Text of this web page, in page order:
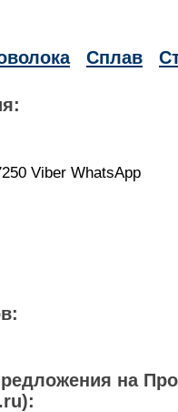
Сплав
Viber WhatsApp
на